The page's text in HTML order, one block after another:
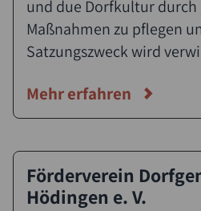
Wir bedanken uns daher
Schüler, Lehrer und
unseren Mitgliedern,
und due Dorfkultur durch
Maßnahmen zu pflegen
Satzungszweck wird
Betrieb dörflicher
(Dorfgemeinschaftshaus,
(Dorffest), sowie die
Mehr erfahren
Förderverein
Hödingen e. V.